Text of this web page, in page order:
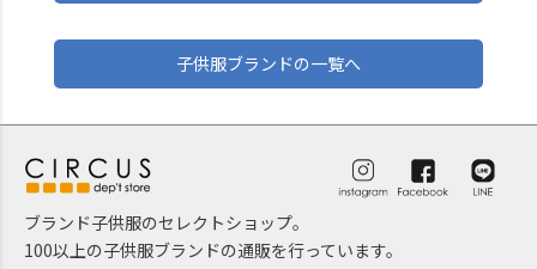
子供服ブランドの一覧へ
ブランド子供服のセレクトショップ。
100以上の子供服ブランドの通販を行っています。